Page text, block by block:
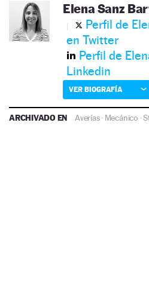
Elena Sanz
Perfil de
en Twitter
Perfil de
Linkedin
VER BIOGRAFÍA
ARCHIVADO EN Averías· Mecánico ·